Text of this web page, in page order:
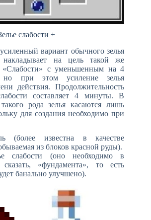
слабости +
вариант обычного зелья
накладывает на цель такой же
«Слабости» с уменьшенным на 4
при этом усиление зелья
действия. Продолжительность
составляет 4 минуты. В
рода зелья касаются лишь
для создания необходимо при
(более известна в качестве
из блоков красной руды).
слабости (оно необходимо в
сказать, «фундамента», то есть
банально улучшено).